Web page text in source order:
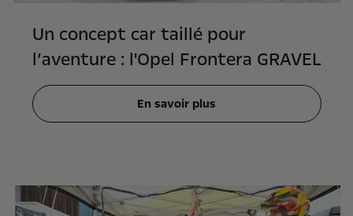
Un concept car taillé pour
l’aventure : l'Opel Frontera GRAVEL
En savoir plus